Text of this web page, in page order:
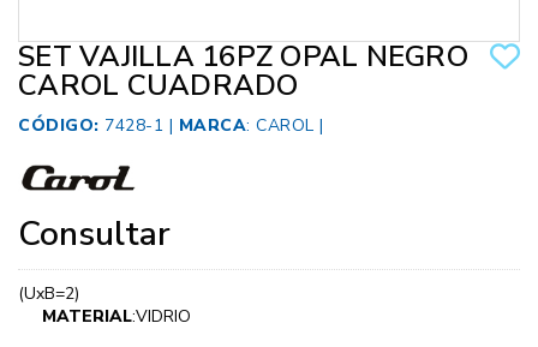
SET VAJILLA 16PZ OPAL NEGRO
CAROL CUADRADO
CÓDIGO: 7428-1 | MARCA: CAROL |
Consultar
(UxB=2)
MATERIAL:VIDRIO